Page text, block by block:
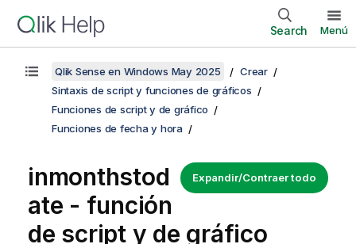
Search Menú
Qlik Sense en Windows May 2025
Crear
Sintaxis de script y funciones de gráficos
Funciones de script y de gráfico
Funciones de fecha y hora
Expandir/Contraer todo
inmonthstod
ate - función
de script y de gráfico